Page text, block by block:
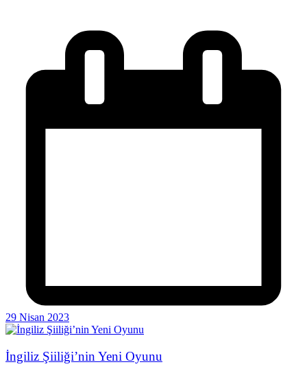
29 Nisan 2023
İngiliz Şiiliği’nin Yeni Oyunu